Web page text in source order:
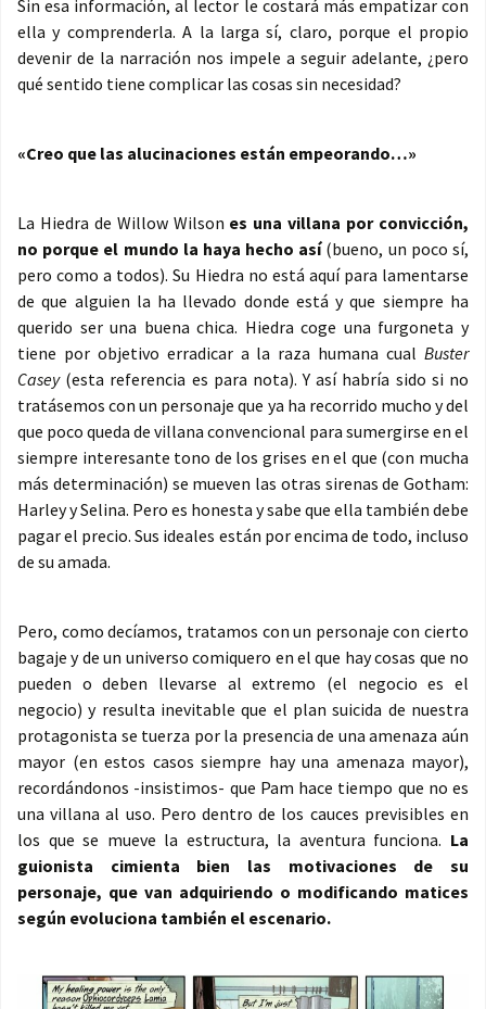
Sin esa información, al lector le costará más empatizar con
ella y comprenderla. A la larga sí, claro, porque el propio
devenir de la narración nos impele a seguir adelante, ¿pero
qué sentido tiene complicar las cosas sin necesidad?
«Creo que las alucinaciones están empeorando…»
La Hiedra de Willow Wilson es una villana por convicción,
no porque el mundo la haya hecho así(bueno, un poco sí,
pero como a todos). Su Hiedra no está aquí para lamentarse
de que alguien la ha llevado donde está y que siempre ha
querido ser una buena chica. Hiedra coge una furgoneta y
tiene por objetivo erradicar a la raza humana cual Buster
Casey(esta referencia es para nota). Y así habría sido si no
tratásemos con un personaje que ya ha recorrido mucho y del
que poco queda de villana convencional para sumergirse en el
siempre interesante tono de los grises en el que (con mucha
más determinación) se mueven las otras sirenas de Gotham:
Harley y Selina. Pero es honesta y sabe que ella también debe
pagar el precio. Sus ideales están por encima de todo, incluso
de su amada.
Pero, como decíamos, tratamos con un personaje con cierto
bagaje y de un universo comiquero en el que hay cosas que no
pueden o deben llevarse al extremo (el negocio es el
negocio) y resulta inevitable que el plan suicida de nuestra
protagonista se tuerza por la presencia de una amenaza aún
mayor (en estos casos siempre hay una amenaza mayor),
recordándonos -insistimos- que Pam hace tiempo que no es
una villana al uso. Pero dentro de los cauces previsibles en
los que se mueve la estructura, la aventura funciona. La
guionista cimienta bien las motivaciones de su
personaje, que van adquiriendo o modificando matices
según evoluciona también el escenario.